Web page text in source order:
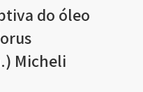
do óleo
Micheli